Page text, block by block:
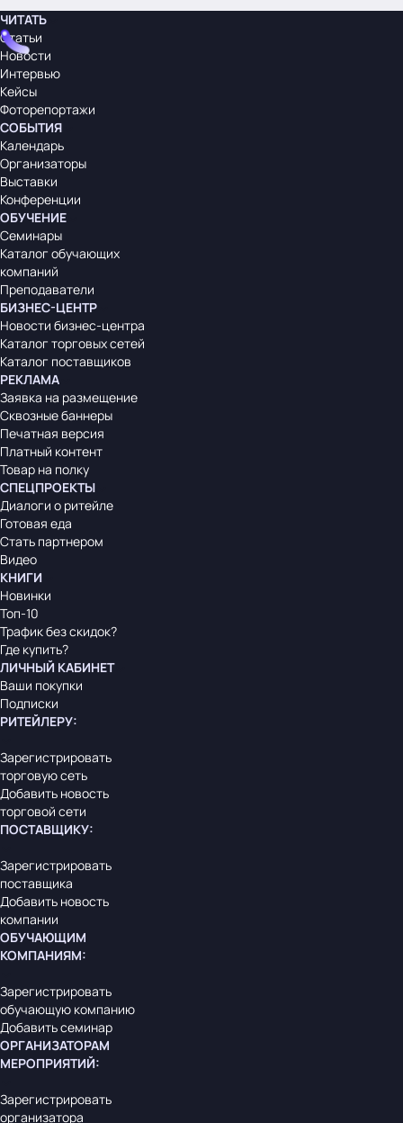
ЧИТАТЬ
Статьи
Новости
Интервью
Кейсы
Фоторепортажи
СОБЫТИЯ
Календарь
Организаторы
Выставки
Конференции
ОБУЧЕНИЕ
Семинары
Каталог обучающих
компаний
Преподаватели
БИЗНЕС-ЦЕНТР
Новости бизнес-центра
Каталог торговых сетей
Каталог поставщиков
РЕКЛАМА
Заявка на размещение
Сквозные баннеры
Печатная версия
Платный контент
Товар на полку
СПЕЦПРОЕКТЫ
Диалоги о ритейле
Готовая еда
Стать партнером
Видео
КНИГИ
Новинки
Топ-10
Трафик без скидок?
Где купить?
ЛИЧНЫЙ КАБИНЕТ
Ваши покупки
Подписки
РИТЕЙЛЕРУ:
Зарегистрировать
торговую сеть
Добавить новость
торговой сети
ПОСТАВЩИКУ:
Зарегистрировать
поставщика
Добавить новость
компании
ОБУЧАЮЩИМ
КОМПАНИЯМ:
Зарегистрировать
обучающую компанию
Добавить семинар
ОРГАНИЗАТОРАМ
МЕРОПРИЯТИЙ:
Зарегистрировать
организатора